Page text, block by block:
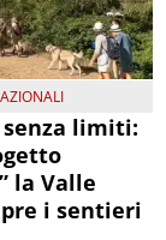
limiti:
la Valle
i sentieri